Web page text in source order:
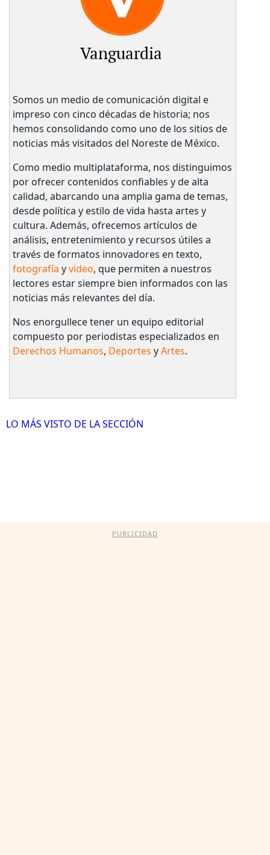
Vanguardia
Somos un medio de comunicación digital e
impreso con cinco décadas de historia; nos
hemos consolidando como uno de los sitios de
noticias más visitados del Noreste de México.
Como medio multiplataforma, nos distinguimos
por ofrecer contenidos confiables y de alta
calidad, abarcando una amplia gama de temas,
desde política y estilo de vida hasta artes y
cultura. Además, ofrecemos artículos de
análisis, entretenimiento y recursos útiles a
través de formatos innovadores en texto,
fotografía yvideo, que permiten a nuestros
lectores estar siempre bien informados con las
noticias más relevantes del día.
Nos enorgullece tener un equipo editorial
compuesto por periodistas especializados en
Derechos Humanos, Deportes yArtes.
LO MÁS VISTO DE LA SECCIÓN
PUBLICIDAD